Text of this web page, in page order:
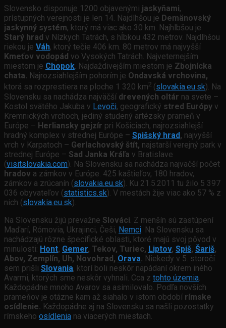
Slovensko disponuje 1200 objavenými jaskyňami,
prístupných verejnosti je len 14. Najdlhšou je Demänovský
jaskynný systém, ktorý má viac ako 30 km. Najhlbšou je
Starý hrad v Nízkych Tatrách, s hĺbkou 432 metrov. Najdlhšou
riekou je Váh, ktorý tečie 406 km. 80 metrov má najvyšší
Kmeťov vodopád vo Vysokých Tatrách. Najveternejším
miestom je Chopok. Najdaždivejším miestom je Zbojnícka
chata. Najrozsiahlejším pohorím je Ondavská vrchovina,
ktorá sa rozprestiera na ploche 1 320 km2 (slovakia.eu.sk). Na
Slovensku sa nachádza najväčší drevených oltár na svete –
Kostol svätého Jakuba v Levoči, geografický stred Európy v
Kremnických vrchoch, jediný studený artézsky prameň v
Európe – Herliansky gejzír pri Košiciach, najrozsiahlejší
hradný komplex v strednej Európe – Spišský hrad, najvyšší
vrch v Karpatoch – Gerlachovský štít, najstarší verejný park v
strednej Európe – Sad Janka Kráľa v Bratislave
(visitslovakia.com). Na Slovensku sa nachádza najväčší počet
hradov a zámkov v Európe. 425 kaštieľov, 180 hradov,
zámkov a zrúcanín (slovakia.eu.sk). Ku 21.5.2011 tu žilo 5 397
036 obyvateľov (statistics.sk). V mestách žije viac ako 57 % z
nich (slovakia.eu.sk).
Na Slovensku žijú prevažne Slováci . Z menšín sú zastúpení
Maďarí, Rómovia, Ukrajinci, Češi, Nemci . Na Slovensku sa
nachádzajú rôzne špecifické oblasti, ktoré majú svoj pôvod v
minulosti: Hont, Gemer, Tekov, Turiec, Liptov, Spiš, Šariš,
Abov, Zemplín, Uh, Novohrad, Orava. Niekedy v 5. storočí
sem prišli Slovania, ktorí boli neskôr napádaní okrem iného
Avarmi, ktorých sme neskôr vyhnali. Cca z tohto územia
Každopádne mnoho Avarov sa asimilovalo. Podľa novších
prameňov je otázne kam až siahalo v istom období rímske
osídlenie. Každopádne aj na Slovensku sa našli pozostatky
rímskeho osídlenia na viacerých miestach.